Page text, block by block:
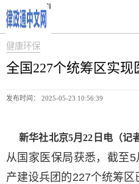
健康环保
全国227个统筹区实
发布时间： 2025-05-23 10:56:39
新华社北京5月22日电（记
从国家医保局获悉，截至
产建设兵团的227个统筹